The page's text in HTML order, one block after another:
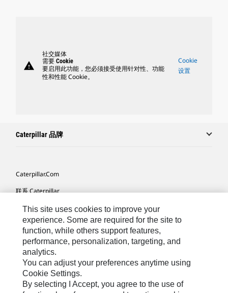
warning
社交媒体
需要 Cookie
要启用此功能，您必须接受使用针对性、功能
性和性能 Cookie。
Cookie
设置
Caterpillar 品牌
Caterpillar.com
联系 Caterpillar
我的营销首选项
站点地图
Cookie Settings
法律
隐私
This site uses cookies to improve your
experience. Some are required for the site to
function, while others support features,
performance, personalization, targeting, and
analytics.
You can adjust your preferences anytime using
Cookie Settings.
By selecting I Accept, you agree to the use of